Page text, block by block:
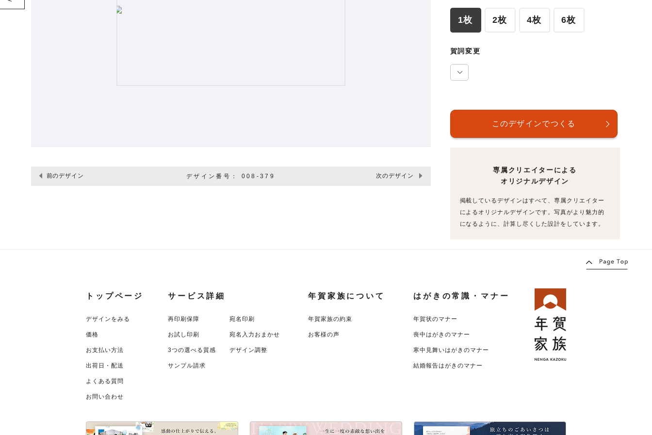
デザイン番号： 008-379
前のデザイン 次のデザイン
1枚 2枚 4枚 6枚
賀詞変更
専属クリエイターによる
オリジナルデザイン
掲載しているデザインはすべて、専属クリエイター
によるオリジナルデザインです。写真がより魅力的
になるように、計算し尽くした設計をしています。
トップページ
デザインをみる
価格
お支払い方法
出荷日・配送
よくある質問
お問い合わせ
サービス詳細
再印刷保障 宛名印刷
お試し印刷 宛名入力おまかせ
3つの選べる質感 デザイン調整
サンプル請求
年賀家族について
年賀家族の約束
お客様の声
はがきの常識・マナー
年賀状のマナー
喪中はがきのマナー
寒中見舞いはがきのマナー
結婚報告はがきのマナー